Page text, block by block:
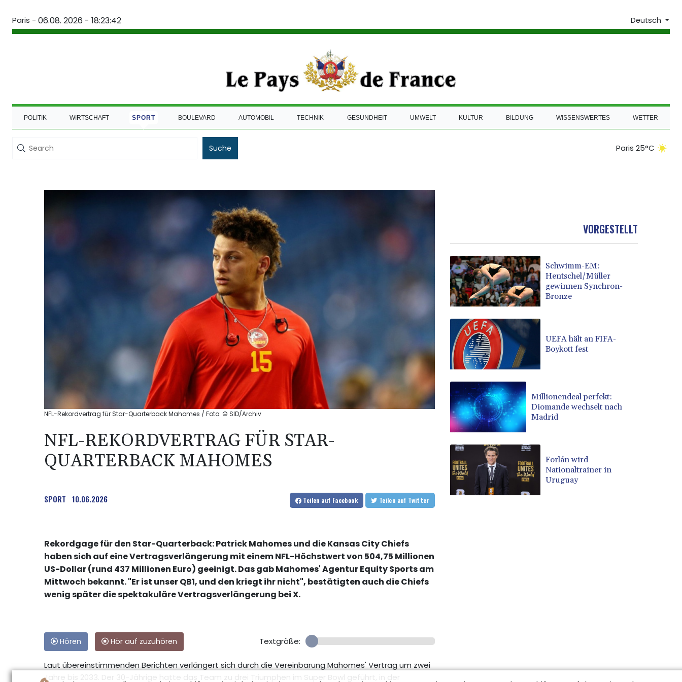
Paris - 06.08. 2026 - 18:23:42 Deutsch
POLITIK WIRTSCHAFT SPORT BOULEVARD AUTOMOBIL TECHNIK GESUNDHEIT UMWELT KULTUR BILDUNG WISSENSWERTES WETTER
Suche Paris 25°C
NFL-Rekordvertrag für Star-Quarterback Mahomes / Foto: © SID/Archiv
NFL-REKORDVERTRAG FÜR STAR-
QUARTERBACK MAHOMES
SPORT 10.06.2026 Teilen auf Facebook Teilen auf Twitter
Rekordgage für den Star-Quarterback: Patrick Mahomes und die Kansas City Chiefs
haben sich auf eine Vertragsverlängerung mit einem NFL-Höchstwert von 504,75 Millionen
US-Dollar (rund 437 Millionen Euro) geeinigt. Das gab Mahomes' Agentur Equity Sports am
Mittwoch bekannt. "Er ist unser QB1, und den kriegt ihr nicht", bestätigten auch die Chiefs
wenig später die spektakuläre Vertragsverlängerung bei X.
Hören Hör auf zuzuhören Textgröße:
Laut übereinstimmenden Berichten verlängert sich durch die Vereinbarung Mahomes' Vertrag um zwei
Jahre bis 2033. Der 30-Jährige hatte das Team zu drei Triumphen im Super Bowl geführt, in der
VORGESTELLT
Schwimm-EM:
Hentschel/Müller
gewinnen Synchron-
Bronze
UEFA hält an FIFA-
Boykott fest
Millionendeal perfekt:
Diomande wechselt nach
Madrid
Forlán wird
Nationaltrainer in
Uruguay